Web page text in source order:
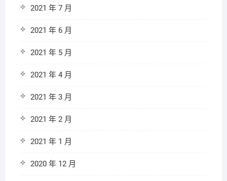
2021 年 7 月
2021 年 6 月
2021 年 5 月
2021 年 4 月
2021 年 3 月
2021 年 2 月
2021 年 1 月
2020 年 12 月